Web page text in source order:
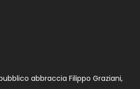
abbraccia Filippo Graziani,